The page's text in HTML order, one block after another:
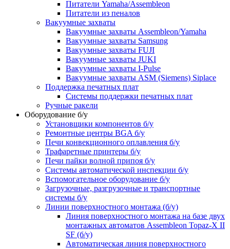
Питатели Yamaha/Assembleon
Питатели из пеналов
Вакуумные захваты
Вакуумные захваты Assembleon/Yamaha
Вакуумные захваты Samsung
Вакуумные захваты FUJI
Вакуумные захваты JUKI
Вакуумные захваты I-Pulse
Вакуумные захваты ASM (Siemens) Siplace
Поддержка печатных плат
Системы поддержки печатных плат
Ручные ракели
Оборудование б/у
Установщики компонентов б/у
Ремонтные центры BGA б/у
Печи конвекционного оплавления б/у
Трафаретные принтеры б/у
Печи пайки волной припоя б/у
Системы автоматической инспекции б/у
Вспомогательное оборудование б/у
Загрузочные, разгрузочные и транспортные
системы б/у
Линии поверхностного монтажа (б/у)
Линия поверхностного монтажа на базе двух
монтажных автоматов Assembleon Topaz-X II
SF (б/у)
Автоматическая линия поверхностного